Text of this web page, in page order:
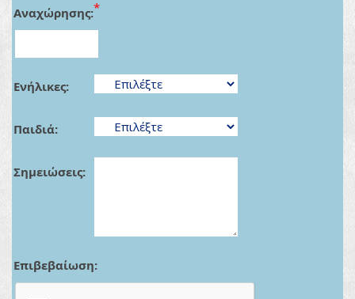
Αναχώρησης:*
Ενήλικες:
Παιδιά:
Σημειώσεις:
Επιβεβαίωση: